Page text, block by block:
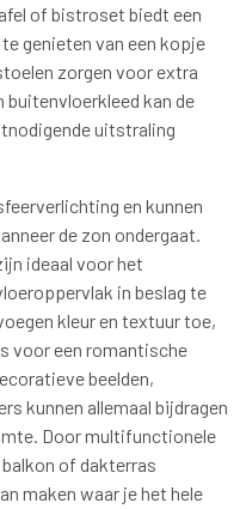
of bistroset biedt een
genieten van een kopje
zorgen voor extra
kan de
uitstraling
en kunnen
de zon ondergaat.
ideaal voor het
in beslag te
kleur en textuur toe,
voor een romantische
beelden,
kunnen allemaal bijdragen
Door multifunctionele
of dakterras
maken waar je het hele